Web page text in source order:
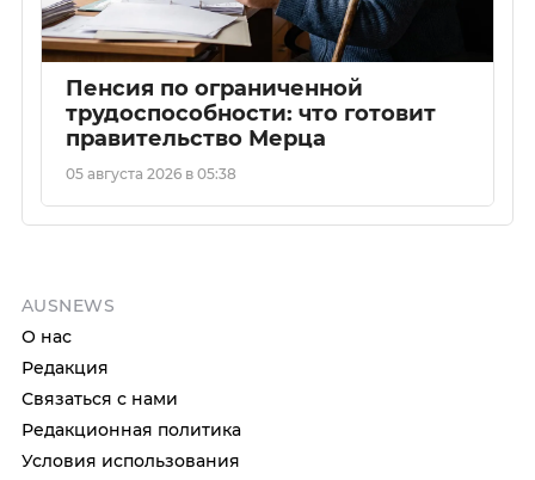
Пенсия по ограниченной
трудоспособности: что готовит
правительство Мерца
05 августа 2026 в 05:38
AUSNEWS
О нас
Редакция
Связаться с нами
Редакционная политика
Условия использования